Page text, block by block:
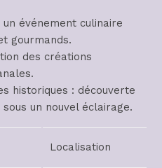
événement culinaire
gourmands.
des créations
historiques : découverte
un nouvel éclairage.
Localisation